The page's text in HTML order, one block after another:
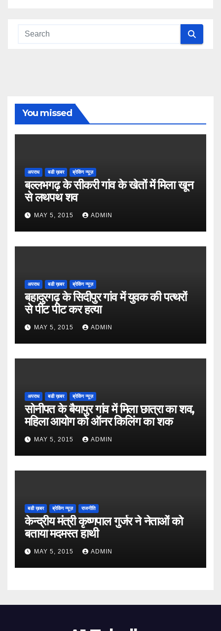
You missed
अपराध बडी ख़बर ब्रेकिंग न्यूज़
बल्लभगढ़ के सीकरी गांव के खेतों में मिला खून
से लथपथ शव
MAY 5, 2015 ADMIN
अपराध बडी ख़बर ब्रेकिंग न्यूज़
बहादुरगढ़ के सिदीपुर गांव में युवक की पत्थरों
से पीट पीट कर हत्या
MAY 5, 2015 ADMIN
अपराध बडी ख़बर ब्रेकिंग न्यूज़
सोनीपत के बैयापुर गांव में मिला छात्रा का शव,
महिला आयोग को ऑनर किलिंग का शक
MAY 5, 2015 ADMIN
बडी ख़बर ब्रेकिंग न्यूज़ राजनीति
केन्द्रीय मंत्री कृष्णपाल गुर्जर ने नेताओं को
बताया मदमस्त हाथी
MAY 5, 2015 ADMIN